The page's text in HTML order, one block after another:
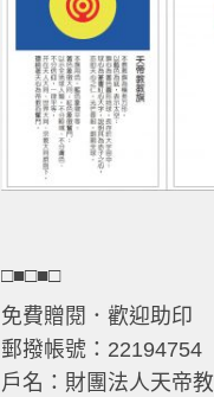
□■□■□
免費贈閱．歡迎助印
郵撥帳號：22194754
戶名：財團法人天帝教